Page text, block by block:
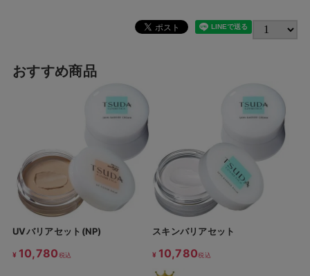
おすすめ商品
UVバリアセット(NP)
¥ 10,780税込
スキンバリアセット
¥ 10,780税込